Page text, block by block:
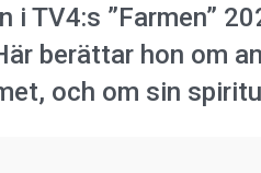
i TV4:s ”Farmen”
berättar hon om
och om sin